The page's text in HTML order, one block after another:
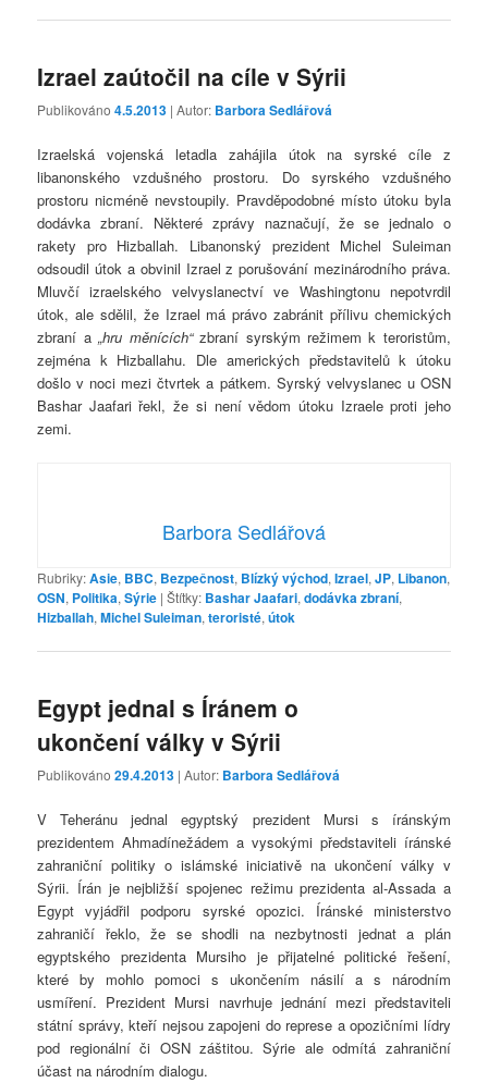
Izrael zaútočil na cíle v Sýrii
Publikováno4.5.2013 | Autor: Barbora Sedlářová
Izraelská vojenská letadla zahájila útok na syrské cíle z
libanonského vzdušného prostoru. Do syrského vzdušného
prostoru nicméně nevstoupily. Pravděpodobné místo útoku byla
dodávka zbraní. Některé zprávy naznačují, že se jednalo o
rakety pro Hizballah. Libanonský prezident Michel Suleiman
odsoudil útok a obvinil Izrael z porušování mezinárodního práva.
Mluvčí izraelského velvyslanectví ve Washingtonu nepotvrdil
útok, ale sdělil, že Izrael má právo zabránit přílivu chemických
zbraní a„hru měnících“zbraní syrským režimem k teroristům,
zejména k Hizballahu. Dle amerických představitelů k útoku
došlo v noci mezi čtvrtek a pátkem. Syrský velvyslanec u OSN
Bashar Jaafari řekl, že si není vědom útoku Izraele proti jeho
zemi.
Barbora Sedlářová
Rubriky:Asie, BBC, Bezpečnost, Blízký východ,Izrael,JP, Libanon,
OSN, Politika,Sýrie |Štítky: Bashar Jaafari,dodávka zbraní,
Hizballah,Michel Suleiman,teroristé,útok
Egypt jednal s Íránem o
ukončení války v Sýrii
Publikováno29.4.2013 | Autor: Barbora Sedlářová
V Teheránu jednal egyptský prezident Mursi s íránským
prezidentem Ahmadínežádem a vysokými představiteli íránské
zahraniční politiky o islámské iniciativě na ukončení války v
Sýrii. Írán je nejbližší spojenec režimu prezidenta al-Assada a
Egypt vyjádřil podporu syrské opozici. Íránské ministerstvo
zahraničí řeklo, že se shodli na nezbytnosti jednat a plán
egyptského prezidenta Mursiho je přijatelné politické řešení,
které by mohlo pomoci s ukončením násilí a s národním
usmíření. Prezident Mursi navrhuje jednání mezi představiteli
státní správy, kteří nejsou zapojeni do represe a opozičními lídry
pod regionální či OSN záštitou. Sýrie ale odmítá zahraniční
účast na národním dialogu.